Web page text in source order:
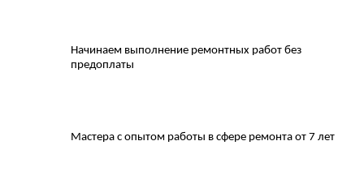
Начинаем выполнение ремонтных работ без
предоплаты
Мастера с опытом работы в сфере ремонта от 7 лет